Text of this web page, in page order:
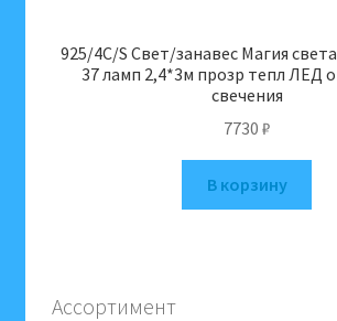
925/4С/S Свет/занавес Магия
37 ламп 2,4*3м прозр тепл ЛЕД
свечения
7730 ₽
В корзину
Ассортимент